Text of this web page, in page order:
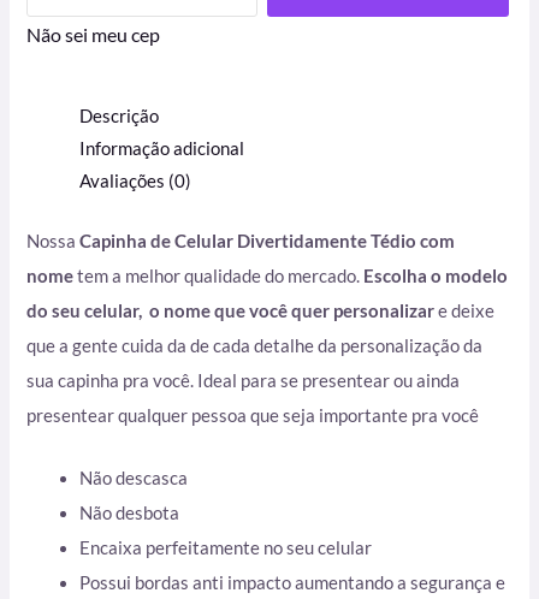
Não sei meu cep
Descrição
Informação adicional
Avaliações (0)
NossaCapinha de Celular Divertidamente Tédio com
nometem a melhor qualidade do mercado. Escolha o modelo
do seu celular, o nome que você quer personalizare deixe
que a gente cuida da de cada detalhe da personalização da
sua capinha pra você. Ideal para se presentear ou ainda
presentear qualquer pessoa que seja importante pra você
Não descasca
Não desbota
Encaixa perfeitamente no seu celular
Possui bordas anti impacto aumentando a segurança e